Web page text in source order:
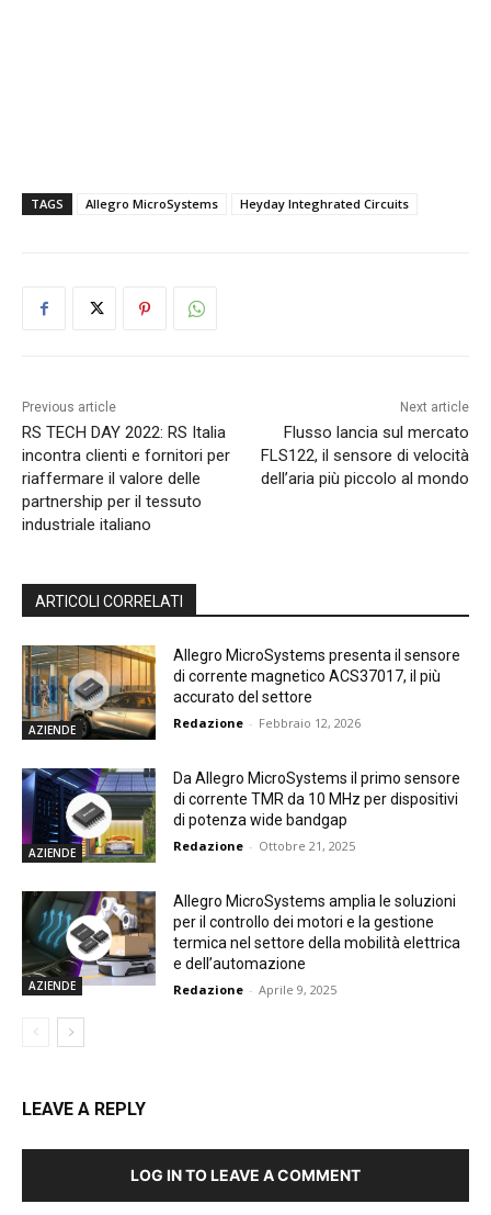
TAGS Allegro MicroSystems Heyday Integhrated Circuits
Previous article
RS TECH DAY 2022: RS Italia
incontra clienti e fornitori per
riaffermare il valore delle
partnership per il tessuto
industriale italiano
Next article
Flusso lancia sul mercato
FLS122, il sensore di velocità
dell’aria più piccolo al mondo
ARTICOLI CORRELATI
AZIENDE
Allegro MicroSystems presenta il sensore
di corrente magnetico ACS37017, il più
accurato del settore
Redazione - Febbraio 12, 2026
AZIENDE
Da Allegro MicroSystems il primo sensore
di corrente TMR da 10 MHz per dispositivi
di potenza wide bandgap
Redazione - Ottobre 21, 2025
AZIENDE
Allegro MicroSystems amplia le soluzioni
per il controllo dei motori e la gestione
termica nel settore della mobilità elettrica
e dell’automazione
Redazione - Aprile 9, 2025
LEAVE A REPLY
LOG IN TO LEAVE A COMMENT